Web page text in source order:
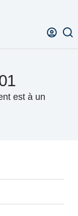
est à un